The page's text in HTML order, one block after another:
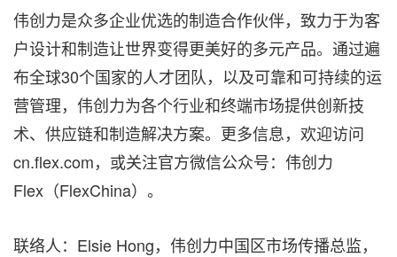
伟创力是众多企业优选的制造合作伙伴，致力于为客
户设计和制造让世界变得更美好的多元产品。通过遍
布全球30个国家的人才团队，以及可靠和可持续的运
营管理，伟创力为各个行业和终端市场提供创新技
术、供应链和制造解决方案。更多信息，欢迎访问
cn.flex.com，或关注官方微信公众号：伟创力
Flex（FlexChina）。
联络人：Elsie Hong，伟创力中国区市场传播总监，